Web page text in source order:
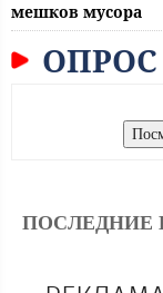
мешков мусора
ОПРОС
ПОСЛЕДНИЕ